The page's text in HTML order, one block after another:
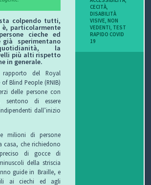
colpendo tutti,
particolarmente
cieche ed
già sperimentano
la
più alti rispetto
in generale.
del Royal
Blind People (RNIB)
delle persone con
sentono di essere
dall’inizio
milioni di persone
casa, che richiedono
preciso di gocce di
della striscia
guide in Braille, e
ai ciechi ed agli
CECITÀ,
DISABILITÀ
VISIVE,NON
VEDENTI, TEST
RAPIDO COVID
19